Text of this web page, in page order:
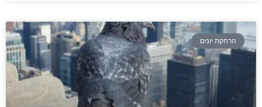
הרחקת יונים